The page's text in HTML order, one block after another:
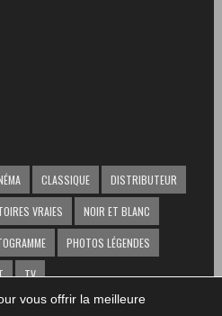
CLASSIQUE DISTRIBUTEUR
VRAIES NOIR ET BLANC
PHOTOS LÉGENDES
TV
vous offrir la meilleure